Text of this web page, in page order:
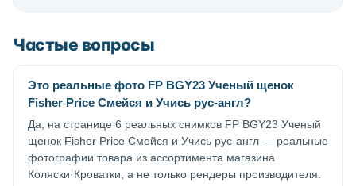
Частые вопросы
Это реальные фото FP BGY23 Ученый щенок
Fisher Price Смейся и Учись рус-англ?
Да, на странице 6 реальных снимков FP BGY23 Ученый
щенок Fisher Price Смейся и Учись рус-англ — реальные
фотографии товара из ассортимента магазина
Коляски·Кроватки, а не только рендеры производителя.